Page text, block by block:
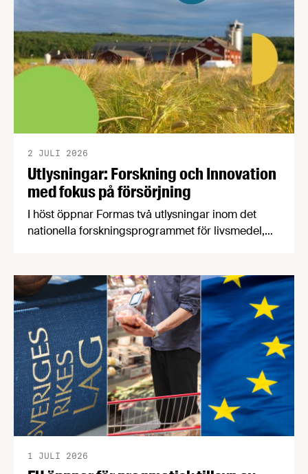
Utlysningar: Forskning och Innovation
med fokus på försörjning
2 JULI 2026
I höst öppnar Formas två utlysningar inom det
nationella forskningsprogrammet för livsmedel,
en motståndskraftig livsmedelsförsörjning", och
båda syftar till att bana väg för innovationer som
stärker Sveriges livsmedelsförsörjning.
1 JULI 2026